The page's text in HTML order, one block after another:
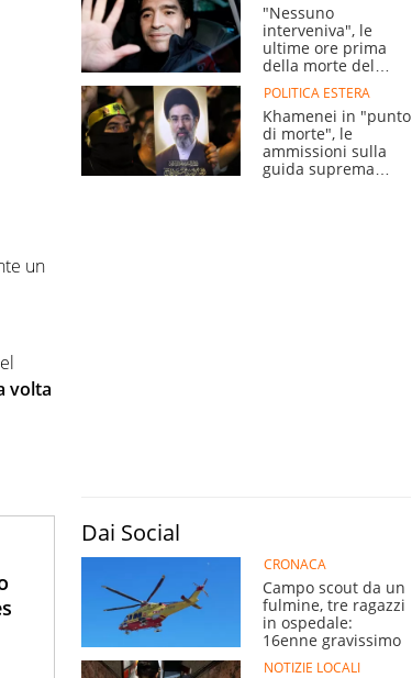
un
volta
"Nessuno
interveniva", le
ultime ore prima
della morte del
campione
POLITICA ESTERA
Khamenei in "punto
di morte", le
ammissioni sulla
guida suprema
Dai Social
CRONACA
Campo scout da un
fulmine, tre ragazzi
in ospedale:
16enne gravissimo
NOTIZIE LOCALI